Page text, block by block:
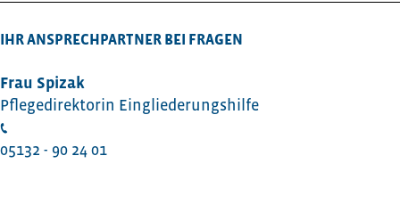
IHR ANSPRECHPARTNER BEI FRAGEN
Frau Spizak
Pflegedirektorin Eingliederungshilfe
05132 - 90 24 01